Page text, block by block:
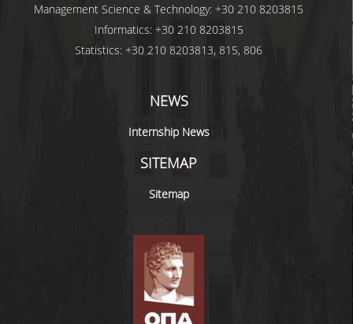
Management Science & Technology: +30 210 8203815
Informatics: +30 210 8203815
Statistics: +30 210 8203813, 815, 806
NEWS
Internship News
SITEMAP
Sitemap